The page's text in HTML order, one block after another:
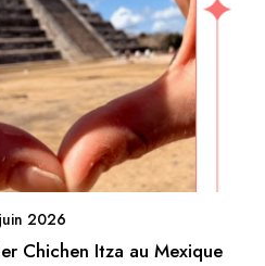
2026
Chichen Itza au Mexique